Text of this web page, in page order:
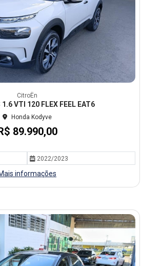
CitroËn
VTI 120 FLEX FEEL EAT6
Honda Kodyve
89.990,00
2022/2023
informações